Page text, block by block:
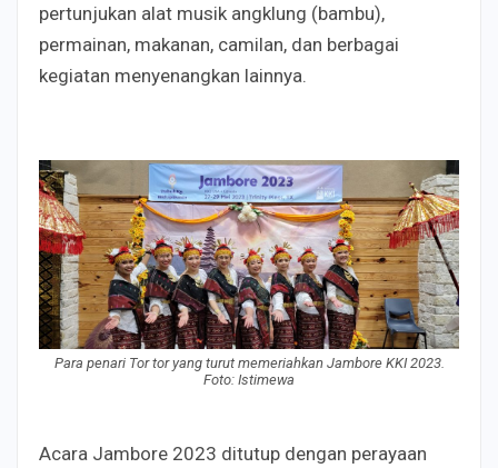
pertunjukan alat musik angklung (bambu),
permainan, makanan, camilan, dan berbagai
kegiatan menyenangkan lainnya.
Para penari Tor tor yang turut memeriahkan Jambore KKI 2023.
Foto: Istimewa
Acara Jambore 2023 ditutup dengan perayaan